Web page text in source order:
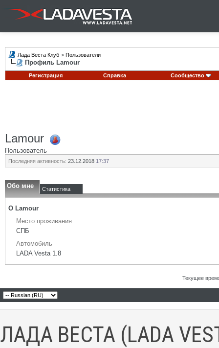
Лада Веста Клуб > Пользователи
Профиль Lamour
Регистрация Справка Сообщество
Lamour
Пользователь
Последняя активность: 23.12.2018 17:37
Обо мне Статистика
О Lamour
Место проживания
СПБ
Автомобиль
LADA Vesta 1.8
Текущее
ЛАДА ВЕСТА (LADA